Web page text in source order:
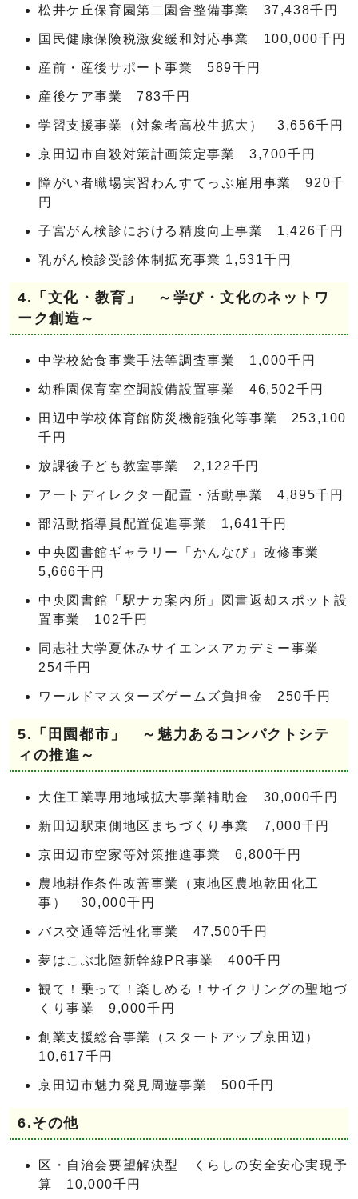
松井ケ丘保育園第二園舎整備事業 37,438千円
国民健康保険税激変緩和対応事業 100,000千円
産前・産後サポート事業 589千円
産後ケア事業 783千円
学習支援事業（対象者高校生拡大） 3,656千円
京田辺市自殺対策計画策定事業 3,700千円
障がい者職場実習わんすてっぷ雇用事業 920千
円
子宮がん検診における精度向上事業 1,426千円
乳がん検診受診体制拡充事業 1,531千円
4.「文化・教育」 ～学び・文化のネットワ
ーク創造～
中学校給食事業手法等調査事業 1,000千円
幼稚園保育室空調設備設置事業 46,502千円
田辺中学校体育館防災機能強化等事業 253,100
千円
放課後子ども教室事業 2,122千円
アートディレクター配置・活動事業 4,895千円
部活動指導員配置促進事業 1,641千円
中央図書館ギャラリー「かんなび」改修事業
5,666千円
中央図書館「駅ナカ案内所」図書返却スポット設
置事業 102千円
同志社大学夏休みサイエンスアカデミー事業
254千円
ワールドマスターズゲームズ負担金 250千円
5.「田園都市」 ～魅力あるコンパクトシテ
ィの推進～
大住工業専用地域拡大事業補助金 30,000千円
新田辺駅東側地区まちづくり事業 7,000千円
京田辺市空家等対策推進事業 6,800千円
農地耕作条件改善事業（東地区農地乾田化工
事） 30,000千円
バス交通等活性化事業 47,500千円
夢はこぶ北陸新幹線PR事業 400千円
観て！乗って！楽しめる！サイクリングの聖地づ
くり事業 9,000千円
創業支援総合事業（スタートアップ京田辺）
10,617千円
京田辺市魅力発見周遊事業 500千円
6.その他
区・自治会要望解決型 くらしの安全安心実現予
算 10,000千円